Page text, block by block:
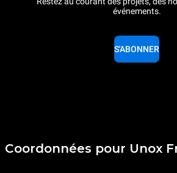
événements.
S'ABONNER
Coordonnées pour Unox